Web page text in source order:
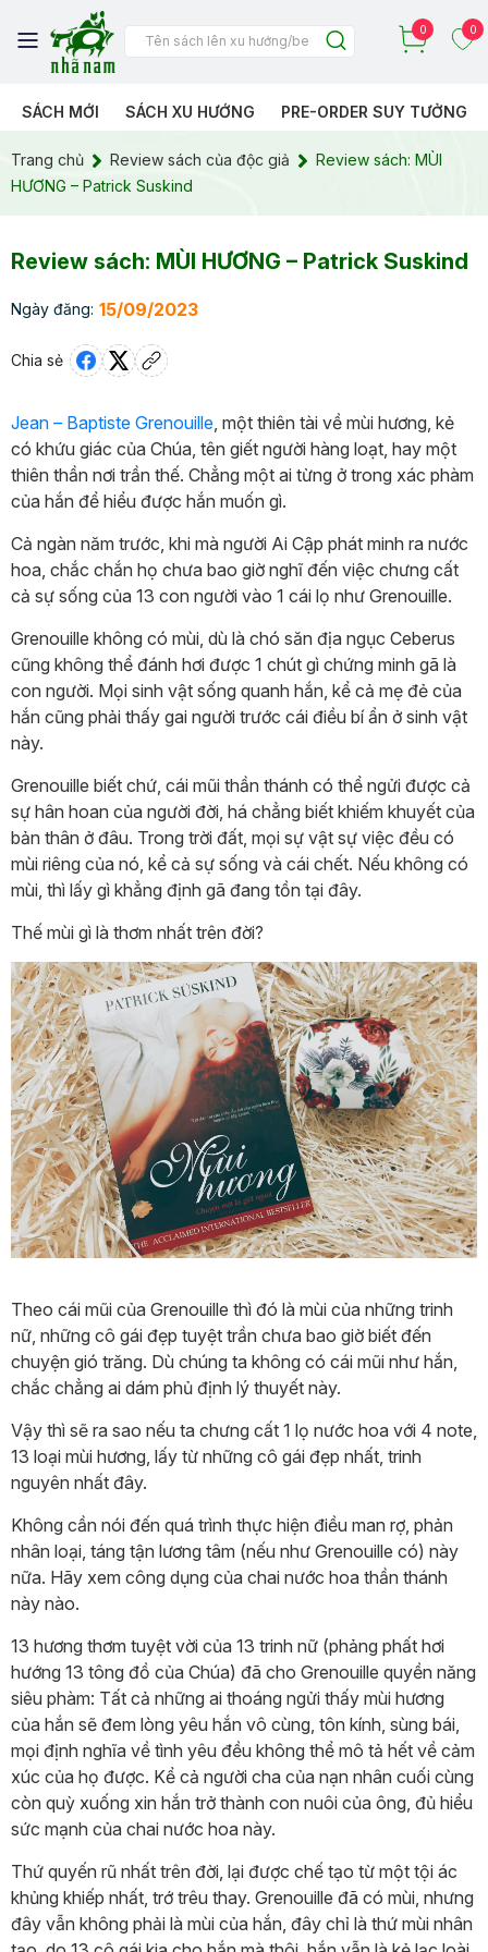
0 0
SÁCH MỚI SÁCH XU HƯỚNG PRE-ORDER SUY TƯỞNG
Trang chủ Review sách của độc giả
Review sách: MÙI
HƯƠNG – Patrick Suskind
Review sách: MÙI HƯƠNG – Patrick Suskind
Ngày đăng: 15/09/2023
Chia sẻ
Jean – Baptiste Grenouille , một thiên tài về mùi hương, kẻ
có khứu giác của Chúa, tên giết người hàng loạt, hay một
thiên thần nơi trần thế. Chẳng một ai từng ở trong xác phàm
của hắn để hiểu được hắn muốn gì.
Cả ngàn năm trước, khi mà người Ai Cập phát minh ra nước
hoa, chắc chắn họ chưa bao giờ nghĩ đến việc chưng cất
cả sự sống của 13 con người vào 1 cái lọ như Grenouille.
Grenouille không có mùi, dù là chó săn địa ngục Ceberus
cũng không thể đánh hơi được 1 chút gì chứng minh gã là
con người. Mọi sinh vật sống quanh hắn, kể cả mẹ đẻ của
hắn cũng phải thấy gai người trước cái điều bí ẩn ở sinh vật
này.
Grenouille biết chứ, cái mũi thần thánh có thể ngửi được cả
sự hân hoan của người đời, há chẳng biết khiếm khuyết của
bản thân ở đâu. Trong trời đất, mọi sự vật sự việc đều có
mùi riêng của nó, kể cả sự sống và cái chết. Nếu không có
mùi, thì lấy gì khẳng định gã đang tồn tại đây.
Thế mùi gì là thơm nhất trên đời?
Theo cái mũi của Grenouille thì đó là mùi của những trinh
nữ, những cô gái đẹp tuyệt trần chưa bao giờ biết đến
chuyện gió trăng. Dù chúng ta không có cái mũi như hắn,
chắc chẳng ai dám phủ định lý thuyết này.
Vậy thì sẽ ra sao nếu ta chưng cất 1 lọ nước hoa với 4 note,
13 loại mùi hương, lấy từ những cô gái đẹp nhất, trinh
nguyên nhất đây.
Không cần nói đến quá trình thực hiện điều man rợ, phản
nhân loại, táng tận lương tâm (nếu như Grenouille có) này
nữa. Hãy xem công dụng của chai nước hoa thần thánh
này nào.
13 hương thơm tuyệt vời của 13 trinh nữ (phảng phất hơi
hướng 13 tông đồ của Chúa) đã cho Grenouille quyền năng
siêu phàm: Tất cả những ai thoáng ngửi thấy mùi hương
của hắn sẽ đem lòng yêu hắn vô cùng, tôn kính, sùng bái,
mọi định nghĩa về tình yêu đều không thể mô tả hết về cảm
xúc của họ được. Kể cả người cha của nạn nhân cuối cùng
còn quỳ xuống xin hắn trở thành con nuôi của ông, đủ hiểu
sức mạnh của chai nước hoa này.
Thứ quyến rũ nhất trên đời, lại được chế tạo từ một tội ác
khủng khiếp nhất, trớ trêu thay. Grenouille đã có mùi, nhưng
đây vẫn không phải là mùi của hắn, đây chỉ là thứ mùi nhân